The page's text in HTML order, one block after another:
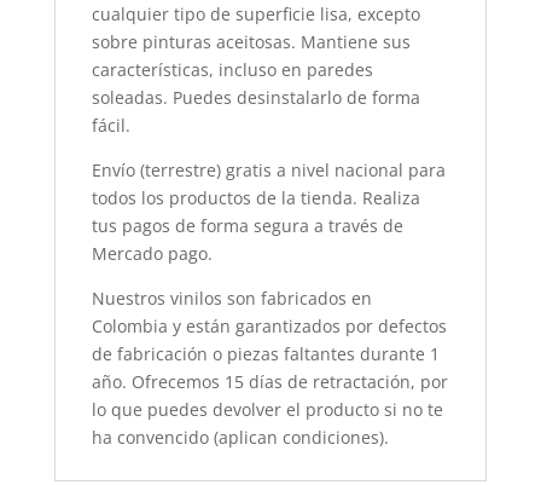
cualquier tipo de superficie lisa, excepto
sobre pinturas aceitosas. Mantiene sus
características, incluso en paredes
soleadas. Puedes desinstalarlo de forma
fácil.
Envío (terrestre) gratis a nivel nacional para
todos los productos de la tienda. Realiza
tus pagos de forma segura a través de
Mercado pago.
Nuestros vinilos son fabricados en
Colombia y están garantizados por defectos
de fabricación o piezas faltantes durante 1
año. Ofrecemos 15 días de retractación, por
lo que puedes devolver el producto si no te
ha convencido (aplican condiciones).